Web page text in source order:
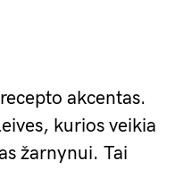
akcentas.
kurios veikia
žarnynui. Tai